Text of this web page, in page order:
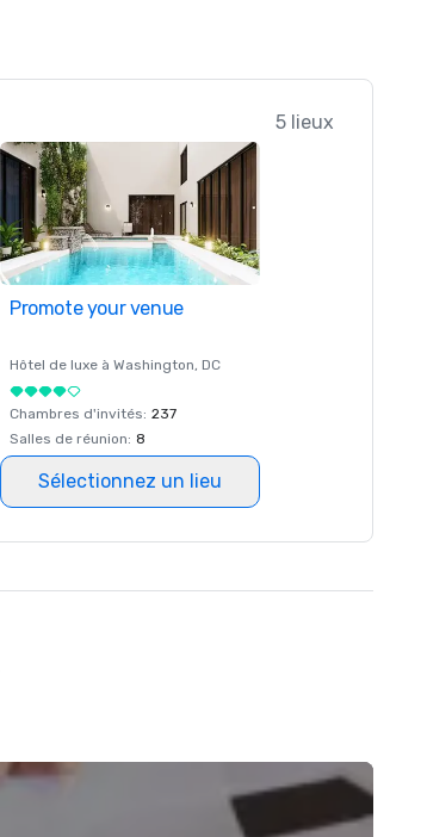
5 lieux
Promote your venue
Hôtel de luxe à Washington, DC
Chambres d'invités: 237
Salles de réunion: 8
Sélectionnez un lieu